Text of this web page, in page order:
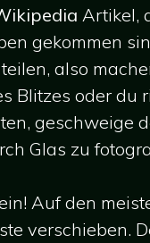
Artikel,
gekommen
also
Blitzes oder
geschweige
Glas zu
Auf den
verschieben.